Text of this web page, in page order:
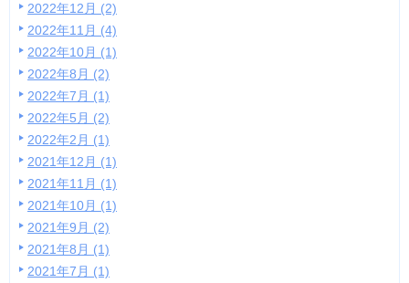
2022年12月 (2)
2022年11月 (4)
2022年10月 (1)
2022年8月 (2)
2022年7月 (1)
2022年5月 (2)
2022年2月 (1)
2021年12月 (1)
2021年11月 (1)
2021年10月 (1)
2021年9月 (2)
2021年8月 (1)
2021年7月 (1)